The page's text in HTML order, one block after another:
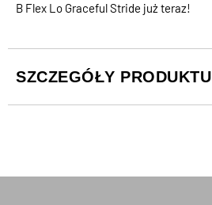
B Flex Lo Graceful Stride już teraz!
SZCZEGÓŁY PRODUKTU